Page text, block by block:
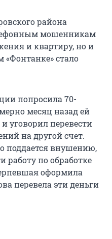
района
мошенникам
и квартиру, но и
«Фонтанке» стало
попросила 70-
месяц назад ей
уговорил перевести
на другой счет.
поддается внушению,
по обработке
оформила
перевела эти деньги